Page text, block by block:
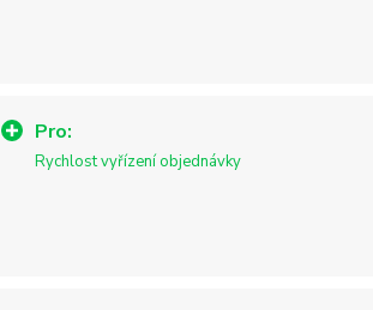
Pro:
Rychlost vyřízení objednávky